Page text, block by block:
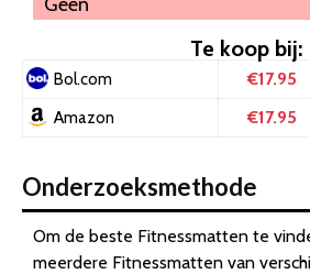
Te koop bij:
Bol.com €17.95
Amazon €17.95
Onderzoeksmethode
Om de beste Fitnessmatten te
meerdere Fitnessmatten van